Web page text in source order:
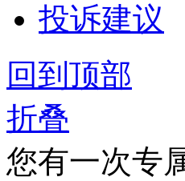
投诉建议
回到顶部
折叠
您有一次专